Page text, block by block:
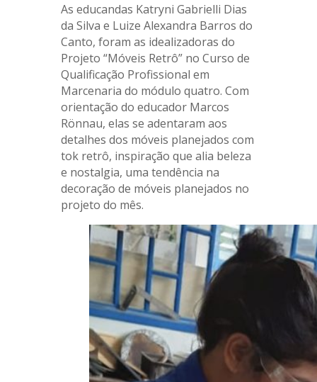
As educandas Katryni Gabrielli Dias
da Silva e Luize Alexandra Barros do
Canto, foram as idealizadoras do
Projeto “Móveis Retrô” no Curso de
Qualificação Profissional em
Marcenaria do módulo quatro. Com
orientação do educador Marcos
Rönnau, elas se adentaram aos
detalhes dos móveis planejados com
tok retrô, inspiração que alia beleza
e nostalgia, uma tendência na
decoração de móveis planejados no
projeto do mês.